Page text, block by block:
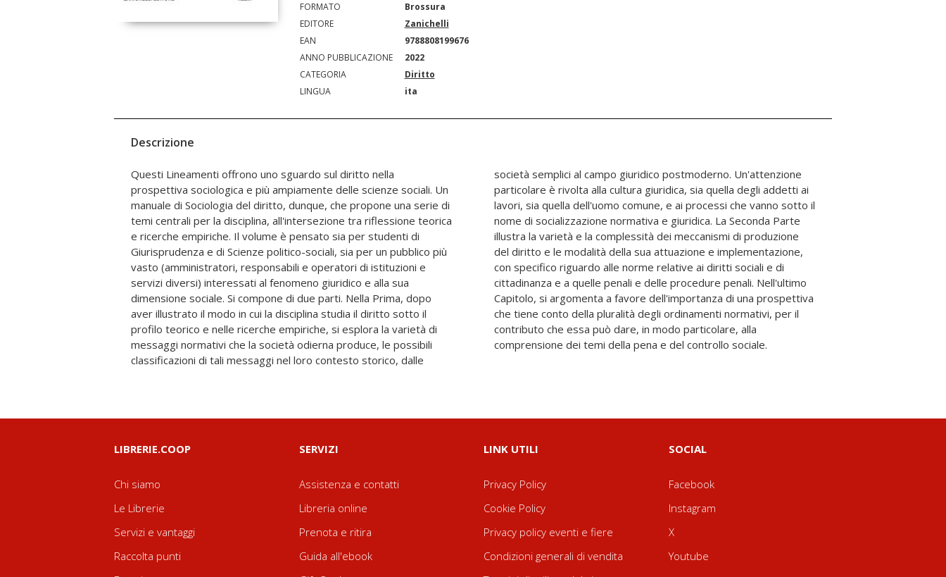
FORMATO
Brossura
EDITORE
Zanichelli
EAN
9788808199676
ANNO PUBBLICAZIONE
2022
CATEGORIA
Diritto
LINGUA
ita
Descrizione
Questi Lineamenti offrono uno sguardo sul diritto nella
prospettiva sociologica e più ampiamente delle scienze sociali. Un
manuale di Sociologia del diritto, dunque, che propone una serie di
temi centrali per la disciplina, all'intersezione tra riflessione teorica
e ricerche empiriche. Il volume è pensato sia per studenti di
Giurisprudenza e di Scienze politico-sociali, sia per un pubblico più
vasto (amministratori, responsabili e operatori di istituzioni e
servizi diversi) interessati al fenomeno giuridico e alla sua
dimensione sociale. Si compone di due parti. Nella Prima, dopo
aver illustrato il modo in cui la disciplina studia il diritto sotto il
profilo teorico e nelle ricerche empiriche, si esplora la varietà di
messaggi normativi che la società odierna produce, le possibili
classificazioni di tali messaggi nel loro contesto storico, dalle
società semplici al campo giuridico postmoderno. Un'attenzione
particolare è rivolta alla cultura giuridica, sia quella degli addetti ai
lavori, sia quella dell'uomo comune, e ai processi che vanno sotto il
nome di socializzazione normativa e giuridica. La Seconda Parte
illustra la varietà e la complessità dei meccanismi di produzione
del diritto e le modalità della sua attuazione e implementazione,
con specifico riguardo alle norme relative ai diritti sociali e di
cittadinanza e a quelle penali e delle procedure penali. Nell'ultimo
Capitolo, si argomenta a favore dell'importanza di una prospettiva
che tiene conto della pluralità degli ordinamenti normativi, per il
contributo che essa può dare, in modo particolare, alla
comprensione dei temi della pena e del controllo sociale.
LIBRERIE.COOP
Chi siamo
Le Librerie
Servizi e vantaggi
Raccolta punti
SERVIZI
Assistenza e contatti
Libreria online
Prenota e ritira
Guida all'ebook
LINK UTILI
Privacy Policy
Cookie Policy
Privacy policy eventi e fiere
Condizioni generali di vendita
SOCIAL
Facebook
Instagram
X
Youtube